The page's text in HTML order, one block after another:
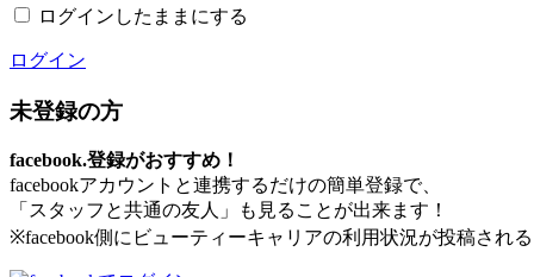
ログインしたままにする
ログイン
未登録の方
facebook.登録がおすすめ！
facebookアカウントと連携するだけの簡単登録で、
「スタッフと共通の友人」も見ることが出来ます！
※facebook側にビューティーキャリアの利用状況が投稿される